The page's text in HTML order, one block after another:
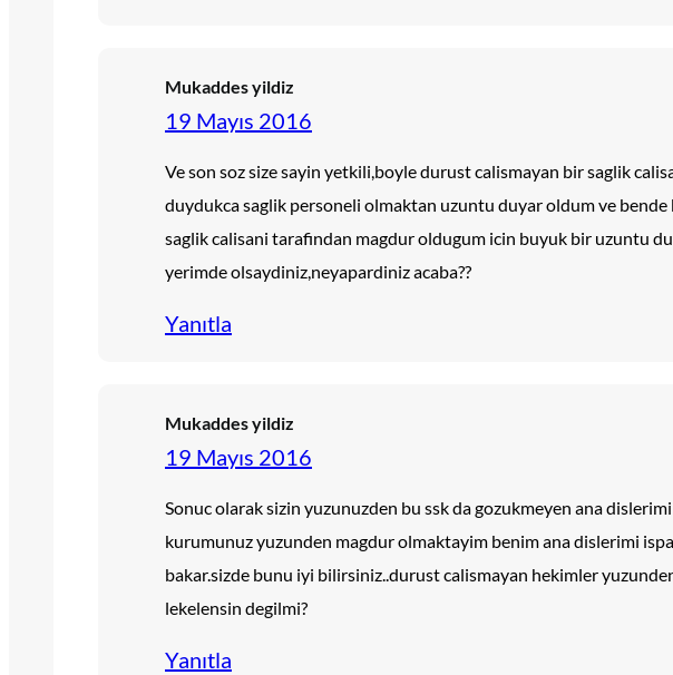
Mukaddes yildiz
19 Mayıs 2016
Ve son soz size sayin yetkili,boyle durust calismayan bir saglik
duydukca saglik personeli olmaktan uzuntu duyar oldum ve
saglik calisani tarafindan magdur oldugum icin buyuk bir uzuntu
yerimde olsaydiniz,neyapardiniz acaba??
Yanıtla
Mukaddes yildiz
19 Mayıs 2016
Sonuc olarak sizin yuzunuzden bu ssk da gozukmeyen ana
kurumunuz yuzunden magdur olmaktayim benim ana dislerimi
bakar.sizde bunu iyi bilirsiniz..durust calismayan hekimler
lekelensin degilmi?
Yanıtla